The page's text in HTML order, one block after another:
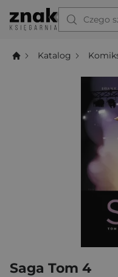
Czego
Katalog
Saga Tom 4